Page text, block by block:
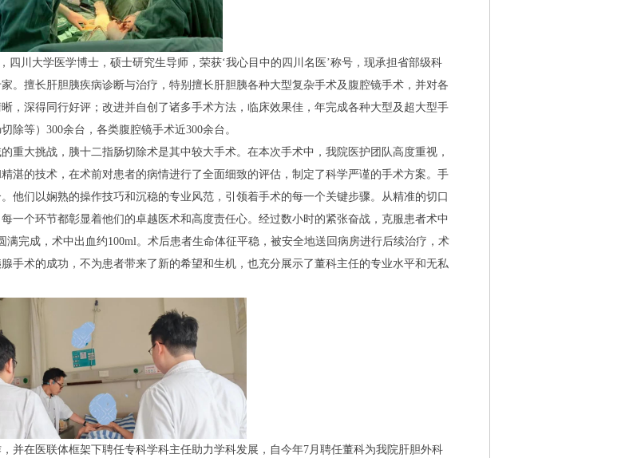
川大学医学博士，硕士研究生导师，荣获‘我心目中的四川名医’称号，现承担省部级科
。擅长肝胆胰疾病诊断与治疗，特别擅长肝胆胰各种大型复杂手术及腹腔镜手术，并对各
，深得同行好评；改进并自创了诸多手术方法，临床效果佳，年完成各种大型及超大型手
除等）300余台，各类腹腔镜手术近300余台。
大挑战，胰十二指肠切除术是其中较大手术。在本次手术中，我院医护团队高度重视，
湛的技术，在术前对患者的病情进行了全面细致的评估，制定了科学严谨的手术方案。手
他们以娴熟的操作技巧和沉稳的专业风范，引领着手术的每一个关键步骤。从精准的切口
一个环节都彰显着他们的卓越医术和高度责任心。经过数小时的紧张奋战，克服患者术中
完成，术中出血约100ml。术后患者生命体征平稳，被安全地送回病房进行后续治疗，术
手术的成功，不为患者带来了新的希望和生机，也充分展示了董科主任的专业水平和无私
在医联体框架下聘任专科学科主任助力学科发展，自今年7月聘任董科为我院肝胆外科